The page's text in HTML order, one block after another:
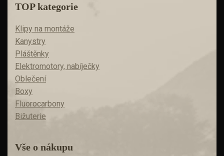
TOP kategorie
Klipy na montáže
Kanystry
Pláštěnky
Elektromotory, nabíječky
Oblečení
Boxy
Fluorocarbony
Bižuterie
Vše o nákupu